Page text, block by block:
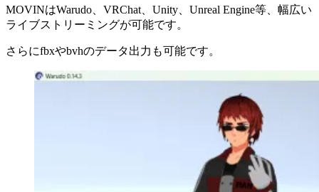
MOVINはWarudo、VRChat、Unity、Unreal Engine等、幅広い
ライブストリーミングが可能です。
さらにfbxやbvhのデータ出力も可能です。